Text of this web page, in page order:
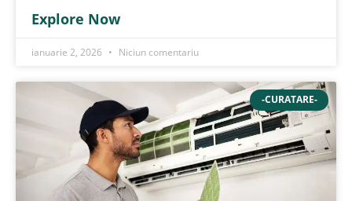
Explore Now
ianuarie 2, 2026 Niciun comentariu
-CURATARE-